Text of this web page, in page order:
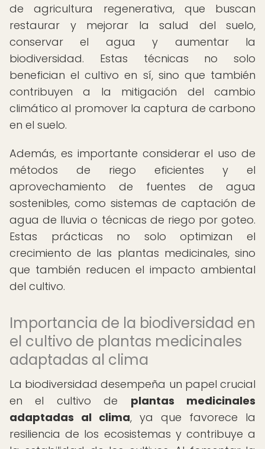
de agricultura regenerativa, que buscan
restaurar y mejorar la salud del suelo,
conservar el agua y aumentar la
biodiversidad. Estas técnicas no solo
benefician el cultivo en sí, sino que también
contribuyen a la mitigación del cambio
climático al promover la captura de carbono
en el suelo.
Además, es importante considerar el uso de
métodos de riego eficientes y el
aprovechamiento de fuentes de agua
sostenibles, como sistemas de captación de
agua de lluvia o técnicas de riego por goteo.
Estas prácticas no solo optimizan el
crecimiento de las plantas medicinales, sino
que también reducen el impacto ambiental
del cultivo.
Importancia de la biodiversidad en
el cultivo de plantas medicinales
adaptadas al clima
La biodiversidad desempeña un papel crucial
en el cultivo de plantas medicinales
adaptadas al clima, ya que favorece la
resiliencia de los ecosistemas y contribuye a